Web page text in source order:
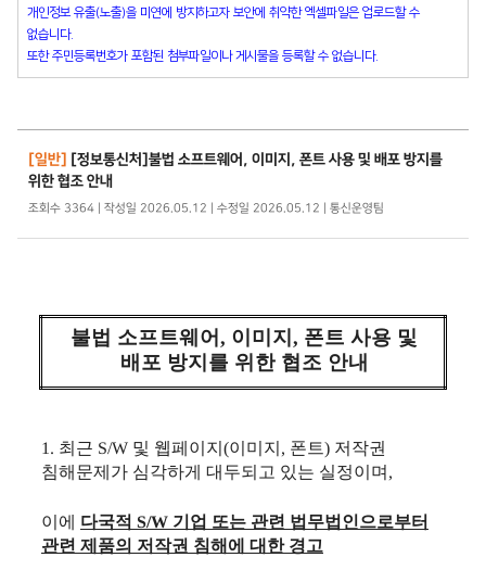
개인정보 유출(노출)을 미연에 방지하고자 보안에 취약한 엑셀파일은 업로드할 수
없습니다.
또한 주민등록번호가 포함된 첨부파일이나 게시물을 등록할 수 없습니다.
[일반] [정보통신처]불법 소프트웨어, 이미지, 폰트 사용 및 배포 방지를
위한 협조 안내
조회수 3364 | 작성일 2026.05.12 | 수정일 2026.05.12 | 통신운영팀
불법 소프트웨어, 이미지, 폰트 사용 및
배포 방지를 위한 협조 안내
1. 최근 S/W 및 웹페이지(이미지, 폰트) 저작권
침해문제가 심각하게 대두되고 있는 실정이며,
이에 다국적 S/W 기업 또는 관련 법무법인으로부터
관련 제품의 저작권 침해에대한 경고